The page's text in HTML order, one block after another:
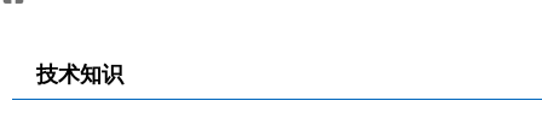
技术知识